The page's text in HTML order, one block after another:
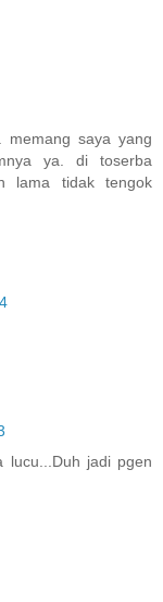
memang saya yang
ya. di toserba
lama tidak tengok
lucu...Duh jadi pgen